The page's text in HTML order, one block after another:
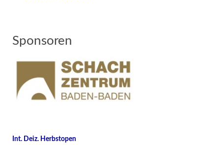
Sponsoren
Int. Deiz. Herbstopen